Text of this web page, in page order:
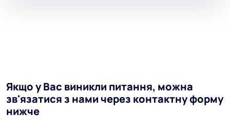
Якщо у Вас виникли питання, можна
зв'язатися з нами через контактну форму
нижче